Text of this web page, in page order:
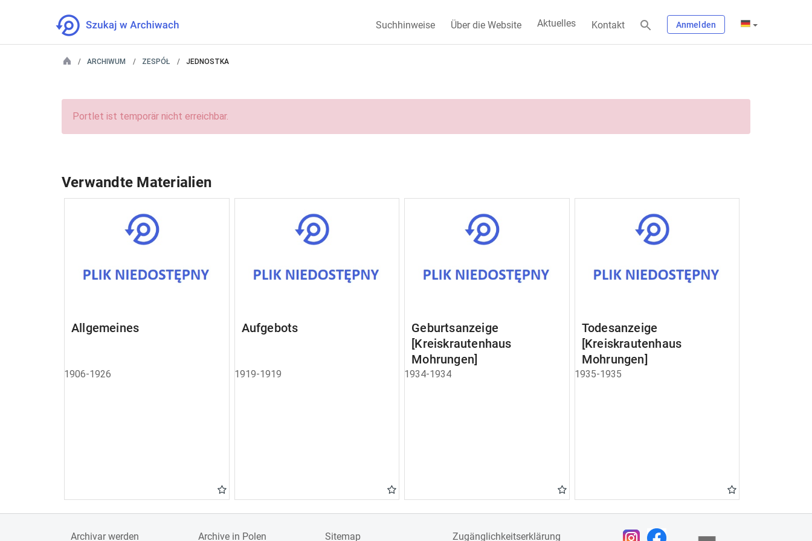
Suchhinweise Über die Website Aktuelles Kontakt Anmelden
ARCHIWUM ZESPÓŁ JEDNOSTKA
Portlet ist temporär nicht erreichbar.
Verwandte Materialien
Allgemeines
1906-1926
Aufgebots
1919-1919
Geburtsanzeige
[Kreiskrautenhaus
Mohrungen]
1934-1934
Todesanzeige
[Kreiskrautenhaus
Mohrungen]
1935-1935
Archivar werden Archive in Polen Sitemap Zugänglichkeitserklärung